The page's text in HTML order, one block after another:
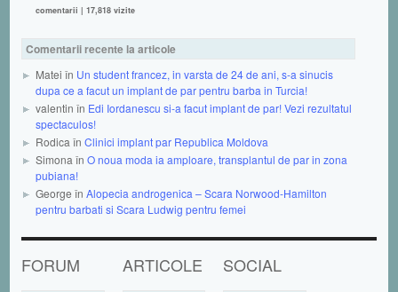
comentarii | 17,818 vizite
Comentarii recente la articole
Matei în Un student francez, in varsta de 24 de ani, s-a sinucis
dupa ce a facut un implant de par pentru barba in Turcia!
valentin în Edi Iordanescu si-a facut implant de par! Vezi rezultatul
spectaculos!
Rodica în Clinici implant par Republica Moldova
Simona în O noua moda ia amploare, transplantul de par in zona
pubiana!
George în Alopecia androgenica – Scara Norwood-Hamilton
pentru barbati si Scara Ludwig pentru femei
FORUM ARTICOLE SOCIAL